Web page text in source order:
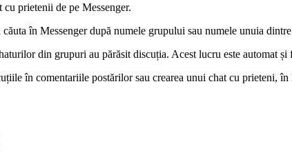
cu prietenii de pe Messenger.
în Messenger după numele grupului sau numele unuia
din grupuri au părăsit discuția. Acest lucru este automat
în comentariile postărilor sau crearea unui chat cu prieteni,